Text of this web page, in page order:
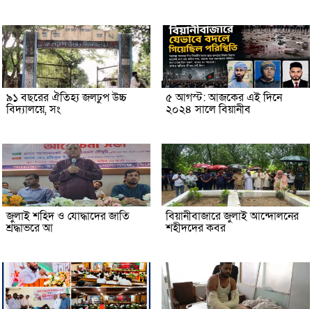
৯১ বছরের ঐতিহ্য জলঢুপ উচ্চ
বিদ্যালয়ে, সং
৫ আগস্ট: আজকের এই দিনে
২০২৪ সালে বিয়ানীব
জুলাই শহিদ ও যোদ্ধাদের জাতি
শ্রদ্ধাভরে আ
বিয়ানীবাজারে জুলাই আন্দোলনের
শহীদদের কবর